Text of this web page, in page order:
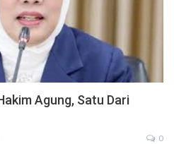
Agung, Satu Dari
0